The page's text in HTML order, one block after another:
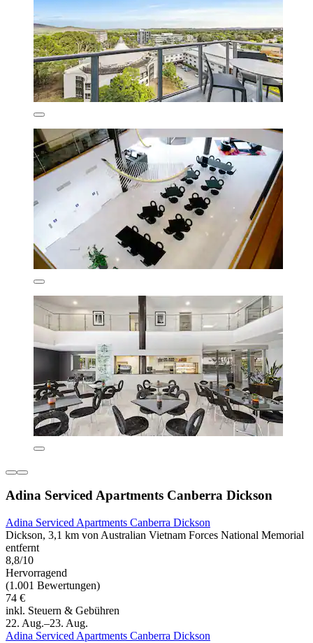
Adina Serviced Apartments Canberra Dickson
Adina Serviced Apartments Canberra Dickson
Dickson, 3,1 km von Australian Vietnam Forces National Memorial
entfernt
8,8/10
Hervorragend
(1.001 Bewertungen)
74 €
inkl. Steuern & Gebühren
22. Aug.–23. Aug.
Adina Serviced Apartments Canberra Dickson